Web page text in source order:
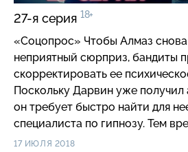
27-я серия 18+
«Соцопрос» Чтобы Алмаз
неприятный сюрприз, бандиты
скорректировать ее
Поскольку Дарвин уже получил
он требует быстро найти для
специалиста по гипнозу. Тем
спускают странное дело о
17 ИЮЛЯ 2018